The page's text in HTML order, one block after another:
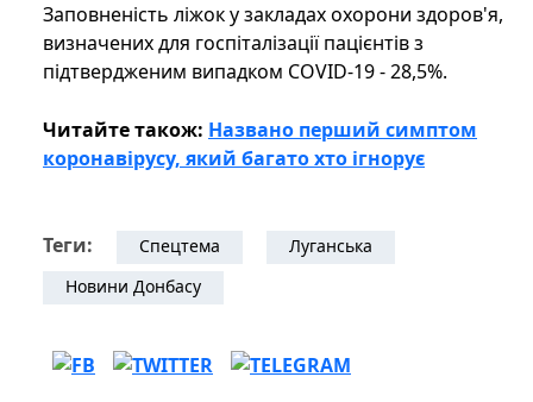
Заповненість ліжок у закладах охорони здоров'я,
визначених для госпіталізації пацієнтів з
підтвердженим випадком COVID-19 - 28,5%.
Читайте також: Названо перший симптом
коронавірусу, який багато хто ігнорує
Теги: Спецтема
Луганська
Новини Донбасу